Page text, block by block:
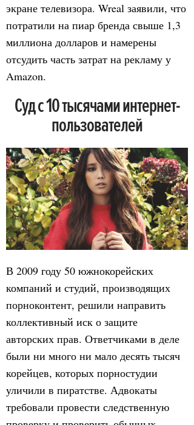
экране телевизора. Wreal заявили, что
потратили на пиар бренда свыше 1,3
миллиона долларов и намерены
отсудить часть затрат на рекламу у
Amazon.
Суд с 10 тысячами интернет-
пользователей
В 2009 году 50 южнокорейских
компаний и студий, производящих
порноконтент, решили направить
коллективный иск о защите
авторских прав. Ответчиками в деле
были ни много ни мало десять тысяч
корейцев, которых порностудии
уличили в пиратстве. Адвокаты
требовали провести следственную